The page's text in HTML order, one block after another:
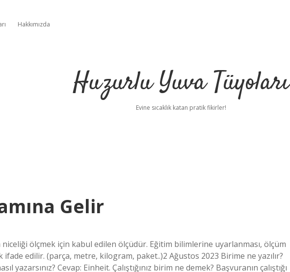
Hakkımızda
Huzurlu Yuva Tüyoları
Evine sıcaklık katan pratik fikirler!
Gelir
ölçmek için kabul edilen ölçüdür. Eğitim bilimlerine uyarlanması, ölçüm
ifade edilir. (parça, metre, kilogram, paket..)2 Ağustos 2023 Birime ne yazılır?
yazarsınız? Cevap: Einheit. Çalıştığınız birim ne demek? Başvuranın çalıştığı